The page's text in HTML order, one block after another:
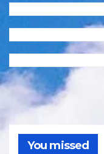
You missed